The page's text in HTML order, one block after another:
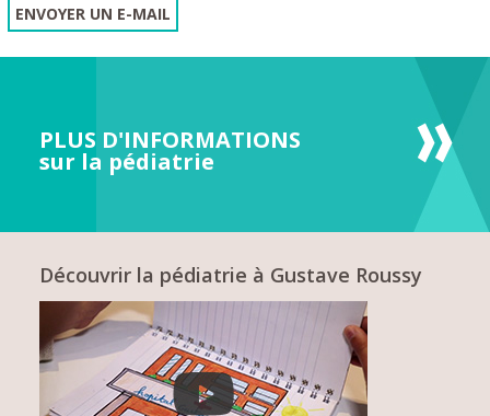
ENVOYER UN E-MAIL
PLUS D'INFORMATIONS
sur la pédiatrie
Découvrir la pédiatrie à Gustave Roussy